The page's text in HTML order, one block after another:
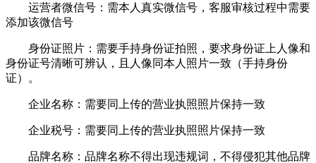
运营者微信号：需本人真实微信号，客服审核过程中需要
添加该微信号
身份证照片：需要手持身份证拍照，要求身份证上人像和
身份证号清晰可辨认，且人像同本人照片一致（手持身份
证）。
企业名称：需要同上传的营业执照照片保持一致
企业税号：需要同上传的营业执照照片保持一致
品牌名称：品牌名称不得出现违规词，不得侵犯其他品牌